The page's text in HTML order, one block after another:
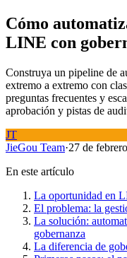
Cómo
LINE con
Construya un pipeline de
extremo a extremo con
preguntas frecuentes y
aprobación y pistas de
JT
JieGou Team·27 de
En este artículo
La oportunidad en
El problema: la
La solución:
gobernanza
La diferencia de